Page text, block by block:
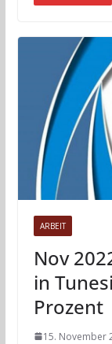
ARBEIT
Nov
in
Prozent
15. November